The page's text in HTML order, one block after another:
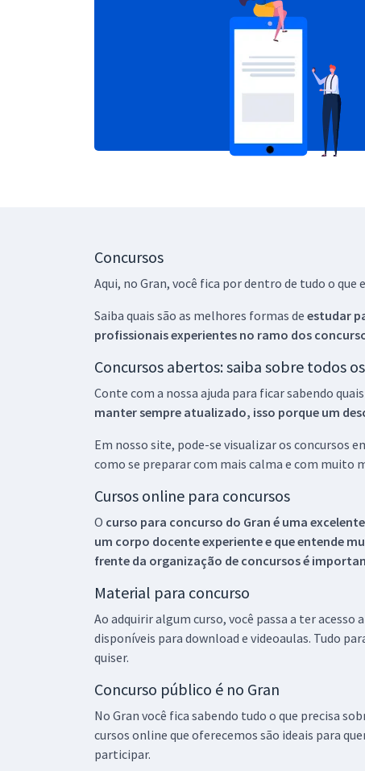
Concursos
Aqui, no Gran, você fica por dentro de tudo o
Saiba quais são as melhores formas de estudar
profissionais experientes no ramo dos
Concursos abertos: saiba sobre todos
Conte com a nossa ajuda para ficar sabendo
manter sempre atualizado, isso porque um
Em nosso site, pode-se visualizar os concursos
como se preparar com mais calma e com muito
Cursos online para concursos
O curso para concurso do Gran é uma
um corpo docente experiente e que entende
frente da organização de concursos é
Material para concurso
Ao adquirir algum curso, você passa a ter
disponíveis para download e videoaulas. Tudo
quiser.
Concurso público é no Gran
No Gran você fica sabendo tudo o que precisa
cursos online que oferecemos são ideais para
participar.